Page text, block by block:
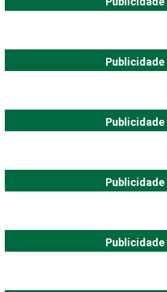
Publicidade
Publicidade
Publicidade
Publicidade